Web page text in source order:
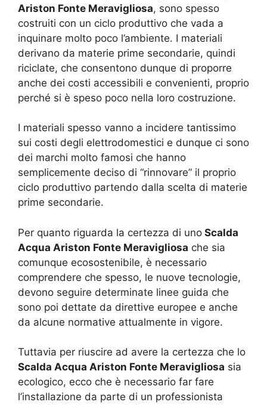
Ariston Fonte Meravigliosa, sono spesso
costruiti con un ciclo produttivo che vada a
inquinare molto poco l’ambiente. I materiali
derivano da materie prime secondarie, quindi
riciclate, che consentono dunque di proporre
anche dei costi accessibili e convenienti, proprio
perché si è speso poco nella loro costruzione.
I materiali spesso vanno a incidere tantissimo
sui costi degli elettrodomestici e dunque ci sono
dei marchi molto famosi che hanno
semplicemente deciso di “rinnovare” il proprio
ciclo produttivo partendo dalla scelta di materie
prime secondarie.
Per quanto riguarda la certezza di uno Scalda
Acqua Ariston Fonte Meravigliosa che sia
comunque ecosostenibile, è necessario
comprendere che spesso, le nuove tecnologie,
devono seguire determinate linee guida che
sono poi dettate da direttive europee e anche
da alcune normative attualmente in vigore.
Tuttavia per riuscire ad avere la certezza che lo
Scalda Acqua Ariston Fonte Meravigliosa sia
ecologico, ecco che è necessario far fare
l’installazione da parte di un professionista